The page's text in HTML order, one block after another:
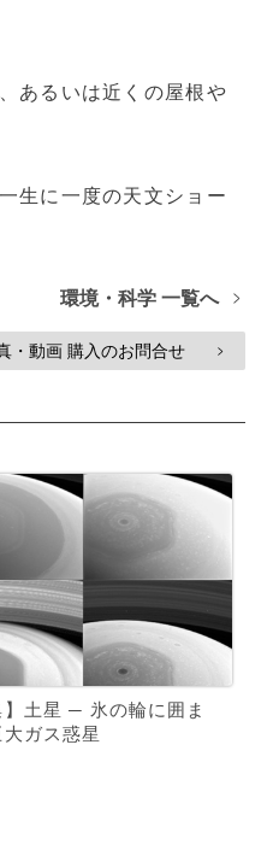
あるいは近くの屋根や
生に一度の天文ショー
環境・科学 一覧へ >
・動画 購入のお問合せ >
】土星 ─ 氷の輪に囲ま
ガス惑星